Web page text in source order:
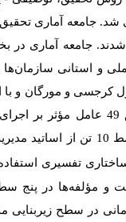
جامعه آماری
کل بحران استان‌ها (297 نفر) و
با 658 نفر بودند که بر اساس جدول
تصادفی ساده تعداد 248 نفر به‌عنوان
به‌عنوان پرسش‌نامه محقق‌ساخته استفاده
تفسیری
و مؤلفه‌ها در پنج
در سطح زیربنایی